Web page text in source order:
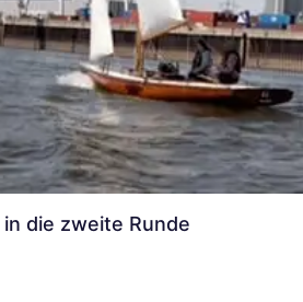
die zweite Runde